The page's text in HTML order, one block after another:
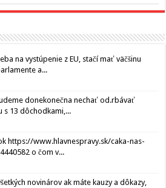
na vystúpenie z EU, stačí mať väčšinu
a...
donekonečna nechať od.rbávať
s 13 dôchodkami,...
https://www.hlavnespravy.sk/caka-nas-
o čom v...
novinárov ak máte kauzy a dôkazy,